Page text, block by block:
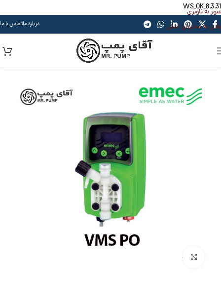
WS_OK_8.3.31
عبور به ناوبری
رفتن به محتوای اصلی
درباره ماتماس با ما
بزرگنمایی تصویر